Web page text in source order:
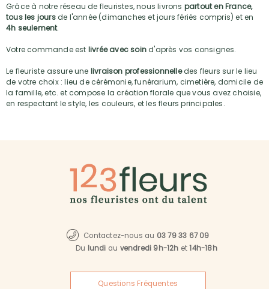
Grâce à notre réseau de fleuristes, nous livrons partout en France,
tous les joursde l'année (dimanches et jours fériés compris) et en
4h seulement.
Votre commande est livrée avec soind'après vos consignes.
Le fleuriste assure une livraison professionnelledes fleurs sur le lieu
de votre choix : lieu de cérémonie, funérarium, cimetière, domicile de
la famille, etc. et compose la création florale que vous avez choisie,
en respectant le style, les couleurs, et les fleurs principales.
Contactez-nous au 03 79 33 67 09
Du lundi au vendredi 9h-12h et14h-18h
Questions Fréquentes